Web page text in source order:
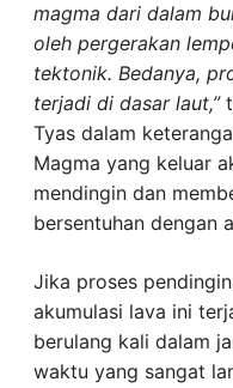
magma dari dalam
oleh pergerakan
tektonik. Bedanya,
terjadi di dasar laut,”
Tyas dalam
Magma yang keluar
mendingin dan
bersentuhan dengan
Jika proses
akumulasi lava ini
berulang kali dalam
waktu yang sangat